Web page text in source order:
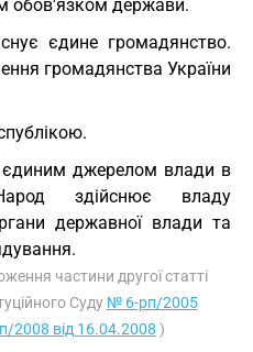
обов'язком держави.
єдине громадянство.
громадянства України
єдиним джерелом влади в
здійснює владу
державної влади та
частини другої статті
Суду № 6-рп/2005
2008 від 16.04.2008 )